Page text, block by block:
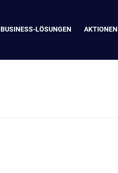
BUSINESS-LÖSUNGEN AKTIONEN